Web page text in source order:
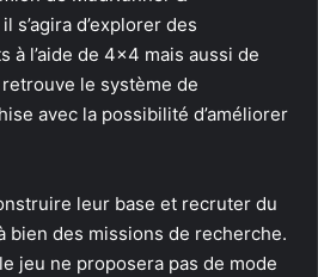
s’agira d’explorer des
l’aide de 4×4 mais aussi de
le système de
avec la possibilité d’améliorer
leur base et recruter du
bien des missions de recherche.
jeu ne proposera pas de mode